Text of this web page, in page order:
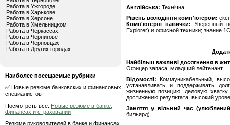
Работа в Ужгороде
Работа в Харькове
Работа в Херсоне
Работа в Хмельницком
Работа в Черкассах
Работа в Чернигове
Работа в Черновцах
Работа в Других городах
Наиболее посещаемые рубрики
✅ Новые резюме банковских и финансовых
специалистов
Посмотреть все: Новые резюме в банке,
финансах и страховании
Резюме руководителей в банке и финансах
Англійська: Технічна
Рівень володіння комп'ютером:
Комп'ютерні навички: Уверенный
Explorer) и офисной техники; знание
Найбільш важливі досягнення в
Офицер запаса, младший лейтенант
Відомості: Коммуникабельный,
устанавливать и поддерживать
жизненную позицию, деловую
достижению результата, высокий
Заняття у вільний час
бильярд).